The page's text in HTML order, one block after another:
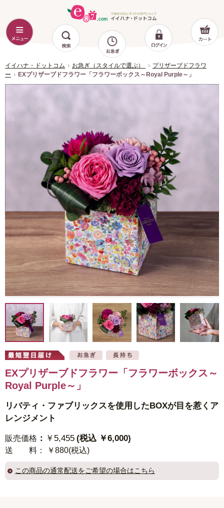
イイハナ・ドットコム お急ぎ（スタイルで選ぶ）
プリザーブドフラワ
ー
EXプリザーブドフラワー「フラワーボックス～Royal Purple～」
EXプリザーブドフラワー「フラワーボックス～
Royal Purple～」
リバティ・ファブリックスを使用したBOXが目を惹くア
レンジメント
販売価格 ： ￥5,455 (税込 ￥6,000)
送 料 ： ￥880(税込)
この商品の通常配送をご希望の場合はこちら